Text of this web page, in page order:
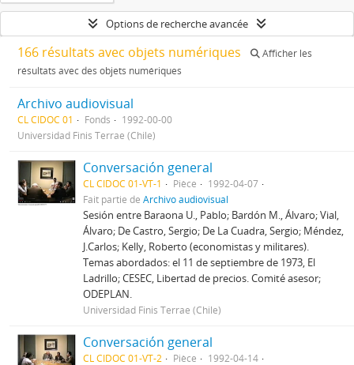
Options de recherche avancée
166 résultats avec objets numériques
Afficher les
résultats avec des objets numériques
Archivo audiovisual
CL CIDOC 01 Fonds
1992-00-00
Universidad Finis Terrae (Chile)
Conversación general
CL CIDOC 01-VT-1 Pièce
1992-04-07
Fait partie deArchivo audiovisual
Sesión entre Baraona U., Pablo; Bardón M., Álvaro; Vial,
Álvaro; De Castro, Sergio; De La Cuadra, Sergio; Méndez,
J.Carlos; Kelly, Roberto (economistas y militares).
Temas abordados: el 11 de septiembre de 1973, El
Ladrillo; CESEC, Libertad de precios. Comité asesor;
ODEPLAN.
Universidad Finis Terrae (Chile)
Conversación general
CL CIDOC 01-VT-2 Pièce
1992-04-14